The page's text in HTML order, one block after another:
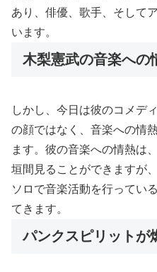
あり、俳優、歌手、そして
います。
木梨憲武の音楽への
しかし、今日は彼のコメデ
の顔ではなく、音楽への情
ます。彼の音楽への情熱は
垣間見ることができますが
ソロで音楽活動を行ってい
てきます。
パンクスピリットが